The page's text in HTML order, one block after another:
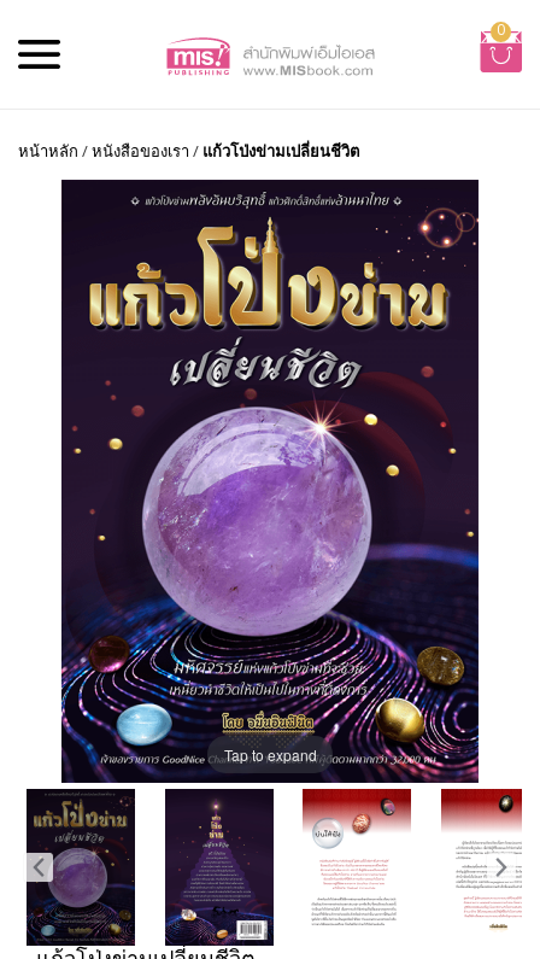
0
หน้าหลัก /หนังสือของเรา / แก้วโป่งข่ามเปลี่ยนชีวิต
Tap to expand